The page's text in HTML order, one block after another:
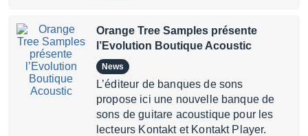
Orange Tree Samples présente
l’Evolution Boutique Acoustic
News
L’éditeur de banques de sons
propose ici une nouvelle banque de
sons de guitare acoustique pour les
lecteurs Kontakt et Kontakt Player.